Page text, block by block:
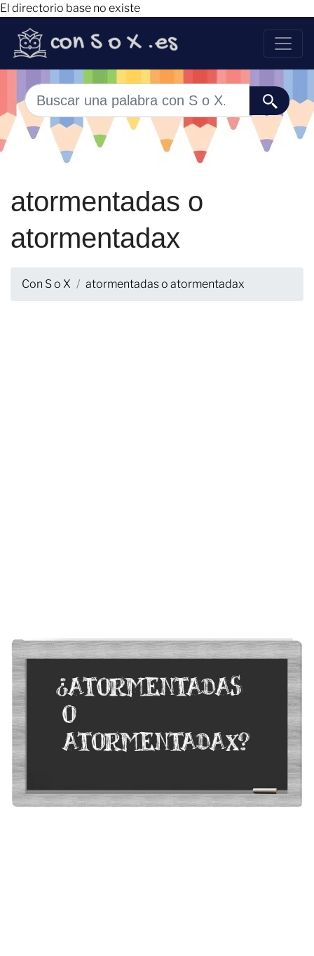
El directorio base no existe
atormentadas o
atormentadax
Con S o X atormentadas o atormentadax